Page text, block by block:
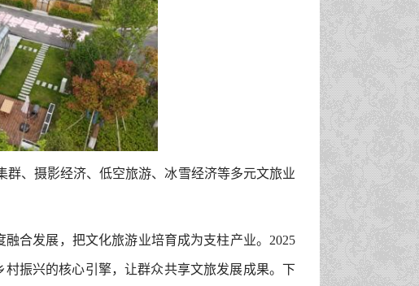
、摄影经济、低空旅游、冰雪经济等多元文旅业
合发展，把文化旅游业培育成为支柱产业。2025
振兴的核心引擎，让群众共享文旅发展成果。下